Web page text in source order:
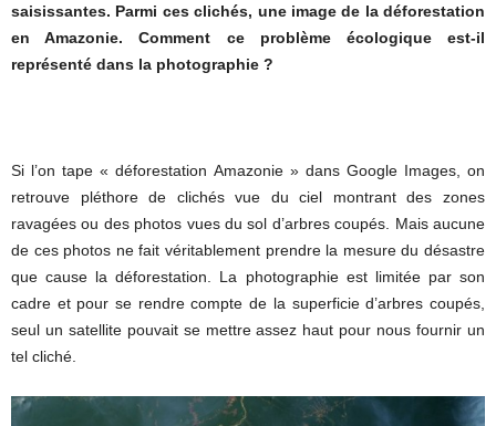
saisissantes. Parmi ces clichés, une image de la déforestation
en Amazonie. Comment ce problème écologique est-il
représenté dans la photographie ?
Si l’on tape « déforestation Amazonie » dans Google Images, on
retrouve pléthore de clichés vue du ciel montrant des zones
ravagées ou des photos vues du sol d’arbres coupés. Mais aucune
de ces photos ne fait véritablement prendre la mesure du désastre
que cause la déforestation. La photographie est limitée par son
cadre et pour se rendre compte de la superficie d’arbres coupés,
seul un satellite pouvait se mettre assez haut pour nous fournir un
tel cliché.